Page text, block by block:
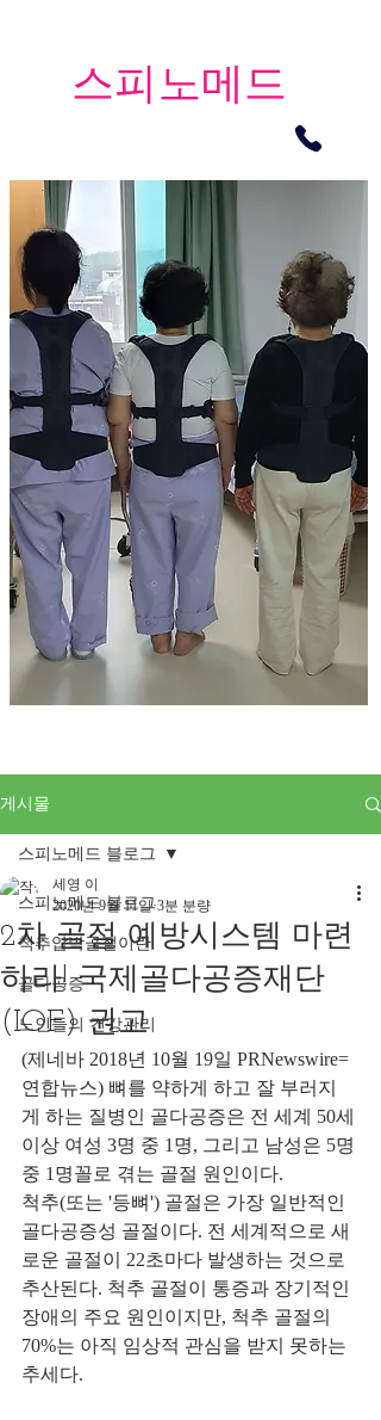
​스피노메드
게시물
스피노메드 블로그
척추압박골절이란
골다공증
노인들의 건강관리
스피노메드 블로그
2차 골절 예방시스템 마련
하라! 국제골다공증재단
(IOF) 권고
세영 이
2020년 9월 11일 3분 분량
(제네바 2018년 10월 19일 PRNewswire=
연합뉴스) 뼈를 약하게 하고 잘 부러지
게 하는 질병인 골다공증은 전 세계 50세
이상 여성 3명 중 1명, 그리고 남성은 5명
중 1명꼴로 겪는 골절 원인이다.
척추(또는 '등뼈') 골절은 가장 일반적인
골다공증성 골절이다. 전 세계적으로 새
로운 골절이 22초마다 발생하는 것으로
추산된다. 척추 골절이 통증과 장기적인
장애의 주요 원인이지만, 척추 골절의
70%는 아직 임상적 관심을 받지 못하는
추세다.